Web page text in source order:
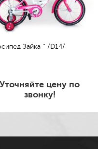
Зайка '' /D14/
Уточняйте цену по
звонку!